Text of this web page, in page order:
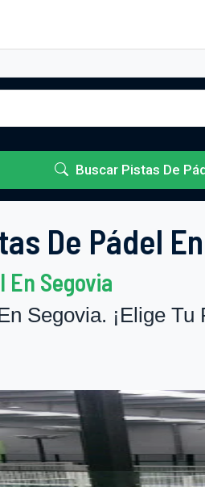
Buscar Pistas De
De Pádel
En Segovia
Segovia. ¡Elige